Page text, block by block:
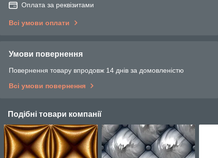
Оплата за реквізитами
Всі умови оплати
Умови повернення
Повернення товару впродовж 14 днів за домовленістю
Всі умови повернення
Подібні товари компанії